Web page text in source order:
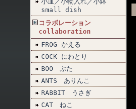
small dish
コラボレーション
collaboration
FROG かえる
COCK にわとり
BOO ぶた
ANTS ありんこ
RABBIT うさぎ
CAT ねこ